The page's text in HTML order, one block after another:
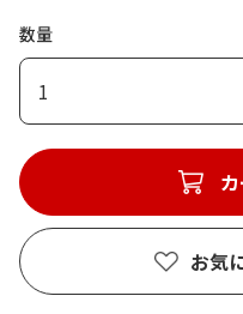
数量
1
お気